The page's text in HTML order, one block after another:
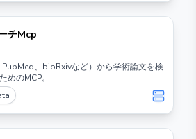
チMcp
、bioRxivなど）から学術論文を検
めのMCP。